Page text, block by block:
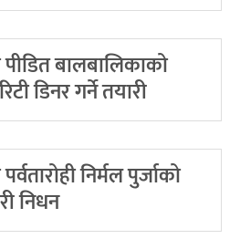
पीडित बालबालिकाको
डिनर गर्ने तयारी
निर्मल पुर्जाको
निधन